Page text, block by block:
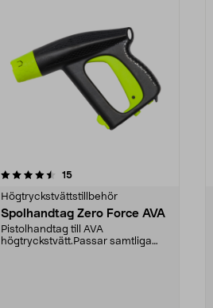
15recensioner
Högtryckstvättstillbehör
Spolhandtag Zero Force AVA
Pistolhandtag till AVA
högtryckstvätt.Passar samtliga
5.0av 5 stjärnor